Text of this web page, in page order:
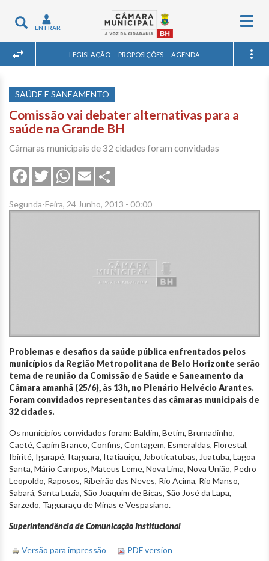
Toggle
navigation
ENTRAR
LEGISLAÇÃO PROPOSIÇÕES AGENDA
SAÚDE E SANEAMENTO
Comissão vai debater alternativas para a
saúde na Grande BH
Câmaras municipais de 32 cidades foram convidadas
FacebookTwitterWhatsApp
Email
Segunda-Feira, 24 Junho, 2013 - 00:00
Problemas e desafios da saúde pública enfrentados pelos
municípios da Região Metropolitana de Belo Horizonte serão
tema de reunião da Comissão de Saúde e Saneamento da
Câmara amanhã (25/6), às 13h, no Plenário Helvécio Arantes.
Foram convidados representantes das câmaras municipais de
32 cidades.
Os municípios convidados foram: Baldim, Betim, Brumadinho,
Caeté, Capim Branco, Confins, Contagem, Esmeraldas, Florestal,
Ibirité, Igarapé, Itaguara, Itatiauiçu, Jaboticatubas, Juatuba, Lagoa
Santa, Mário Campos, Mateus Leme, Nova Lima, Nova União, Pedro
Leopoldo, Raposos, Ribeirão das Neves, Rio Acima, Rio Manso,
Sabará, Santa Luzia, São Joaquim de Bicas, São José da Lapa,
Sarzedo, Taguaraçu de Minas e Vespasiano.
Superintendência de Comunicação Institucional
Versão para impressão PDF version